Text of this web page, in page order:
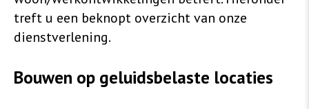
treft u een beknopt overzicht van onze
dienstverlening.
Bouwen op geluidsbelaste locaties